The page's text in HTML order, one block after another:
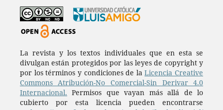
La revista y los textos individuales que en esta se
divulgan están protegidos por las leyes de copyright y
por los términos y condiciones de laLicencia Creative
Commons Atribución-No Comercial-Sin Derivar 4.0
Internacional. Permisos que vayan más allá de lo
cubierto por esta licencia pueden encontrarse